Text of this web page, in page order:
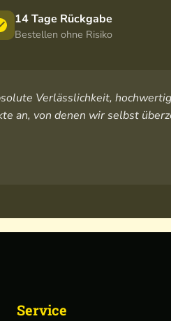
14 Tage Rückgabe
Bestellen ohne Risiko
Verlässlichkeit,
an, von denen wir selbst
Service